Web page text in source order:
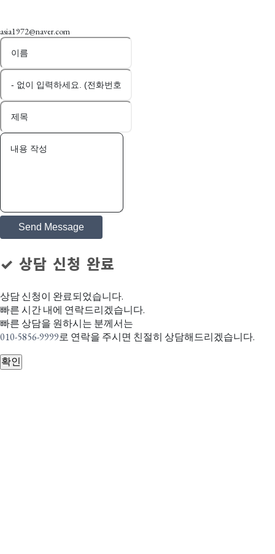
asia1972@naver.com
Send Message
✓ 상담 신청 완료
상담 신청이 완료되었습니다.
빠른 시간 내에 연락드리겠습니다.
빠른 상담을 원하시는 분께서는
010-5856-9999로 연락을 주시면 친절히 상담해드리겠습니다.
확인